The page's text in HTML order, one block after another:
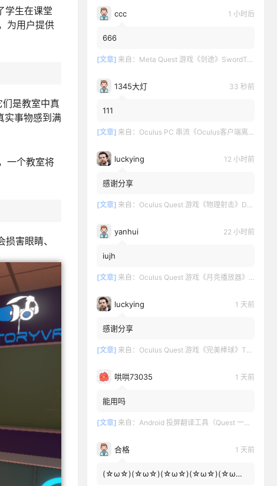
学生在课堂
为用户提供
是教室中真
实事物感到满
一个教室将
害眼睛、
ccc 1 小时后
666
[文章] 来自： Meta Quest 游戏《剑途》SwordTrip
1345大灯 34 秒前
111
[文章] 来自： Oculus PC 串流《Oculus客户端离线版》最新版下载
luckying 12 小时前
感谢分享
[文章] 来自： Oculus Quest 游戏《物理射击》DOWNSHOT
yanhui 22 小时前
iujh
[文章] 来自： Oculus Quest 游戏《月亮播放器》Moon VR Video Player
luckying 1 天前
感谢分享
[文章] 来自： Oculus Quest 游戏《完美棒球》TOTALLY BASEBALL
哄哄73035 1 天前
能用吗
[文章] 来自： Android 投屏翻译工具（Quest 一键投屏和翻译）
合格 1 天前
(☆ω☆)(☆ω☆)(☆ω☆)(☆ω☆)(☆ω☆)